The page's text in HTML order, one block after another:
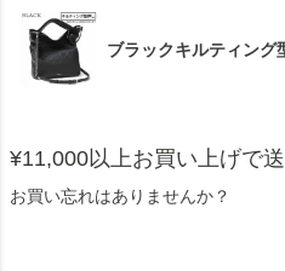
ブラックキルティング
¥11,000以上お買い上げで
お買い忘れはありませんか？